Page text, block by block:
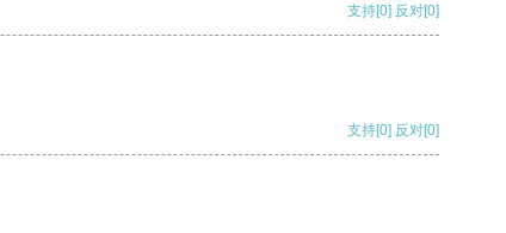
支持[0] 反对[0]
支持[0] 反对[0]